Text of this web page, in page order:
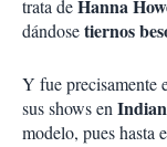
trata deHanna
dándosetiernos
Y fue precisamente
sus shows en
modelo, pues hasta